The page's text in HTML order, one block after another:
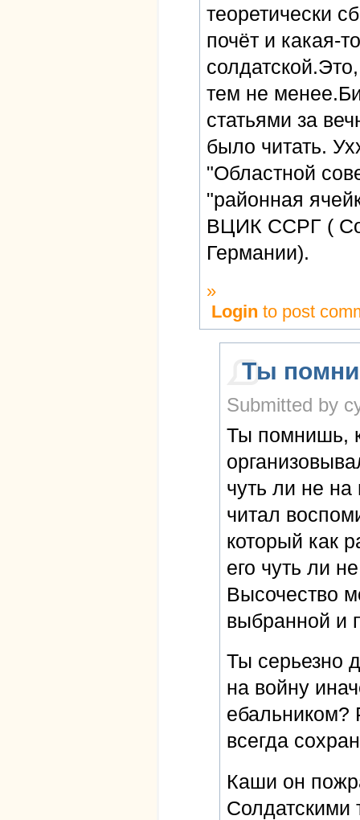
теоретически
почёт и какая-
тем не
статьями за
было читать.
"Областной
"районная
ВЦИК ССРГ (
Германии).
»
Login to post
Ты
Submitted by
Ты помнишь,
чуть ли не
читал
который как
его чуть ли
Высочество
выбранной и
Ты серьезно
на войну
ебальником?
всегда
Каши он
Солдатскими